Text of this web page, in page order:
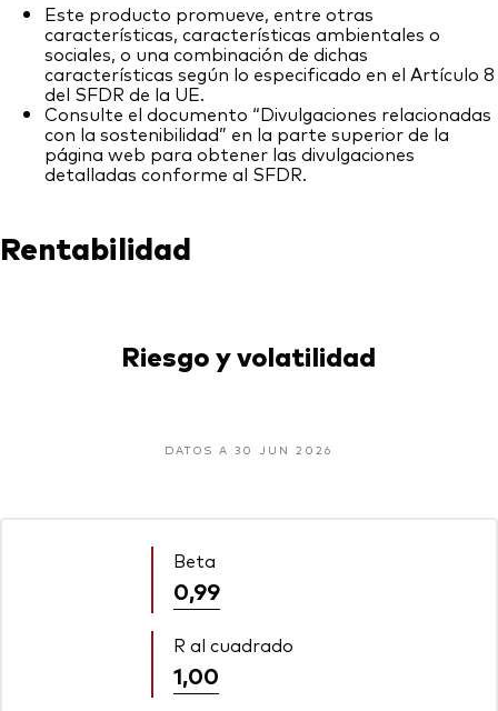
Este producto promueve, entre otras
características, características ambientales o
sociales, o una combinación de dichas
características según lo especificado en el Artículo 8
del SFDR de la UE.
Consulte el documento “Divulgaciones relacionadas
con la sostenibilidad” en la parte superior de la
página web para obtener las divulgaciones
detalladas conforme al SFDR.
Rentabilidad
Riesgo y volatilidad
DATOS A 30 JUN 2026
Beta
0,99
R al cuadrado
1,00